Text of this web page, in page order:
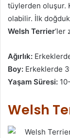
tüylerden oluşur.
olabilir. İlk
Welsh Terrier’ler
Ağırlık:
Boy: Erkeklerde
Yaşam Süresi:
Welsh